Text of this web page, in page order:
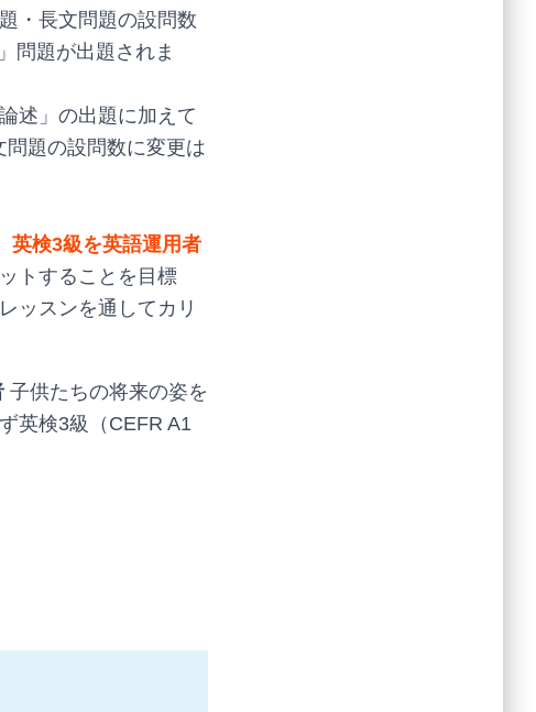
・長文問題の設問数
問題が出題されま
述」の出題に加えて
問題の設問数に変更は
英検3級を英語運用者
トすることを目標
ッスンを通してカリ
子供たちの将来の姿を
英検3級（CEFR A1